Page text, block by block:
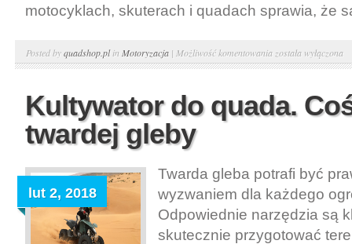
motocyklach, skuterach i quadach sprawia, że
Posted byquadshop.plin Motoryzacja | Możliwość komentowania Idealne
filtrowanie
champion
została wyłączona
Kultywator do quada.
twardej gleby
lut 2, 2018
Twarda gleba potrafi być
wyzwaniem dla każdego
Odpowiednie narzędzia są
skutecznie przygotować